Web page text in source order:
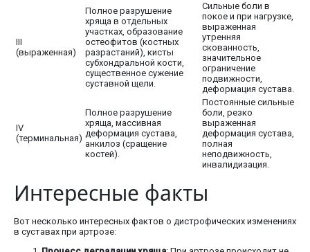
III
(выраженная)
Полное разрушение
хряща в отдельных
участках, образование
остеофитов (костных
разрастаний), кисты
субхондральной кости,
существенное сужение
суставной щели.
Сильные боли в
покое и при нагрузке,
выраженная
утренняя
скованность,
значительное
ограничение
подвижности,
деформация сустава.
IV
(терминальная)
Полное разрушение
хряща, массивная
деформация сустава,
анкилоз (сращение
костей).
Постоянные сильные
боли, резко
выраженная
деформация сустава,
полная
неподвижность,
инвалидизация.
Интересные факты
Вот несколько интересных фактов о дистрофических изменениях
в суставах при артрозе: